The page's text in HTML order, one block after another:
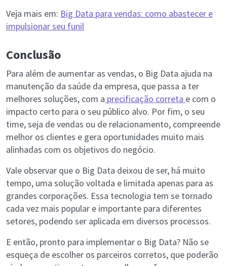
Veja mais em: Big Data para vendas: como abastecer e
impulsionar seu funil
Conclusão
Para além de aumentar as vendas, o Big Data ajuda na
manutenção da saúde da empresa, que passa a ter
melhores soluções, com a precificação correta e com o
impacto certo para o seu público alvo. Por fim, o seu
time, seja de vendas ou de relacionamento, compreende
melhor os clientes e gera oportunidades muito mais
alinhadas com os objetivos do negócio.
Vale observar que o Big Data deixou de ser, há muito
tempo, uma solução voltada e limitada apenas para as
grandes corporações. Essa tecnologia tem se tornado
cada vez mais popular e importante para diferentes
setores, podendo ser aplicada em diversos processos.
E então, pronto para implementar o Big Data? Não se
esqueça de escolher os parceiros corretos, que poderão